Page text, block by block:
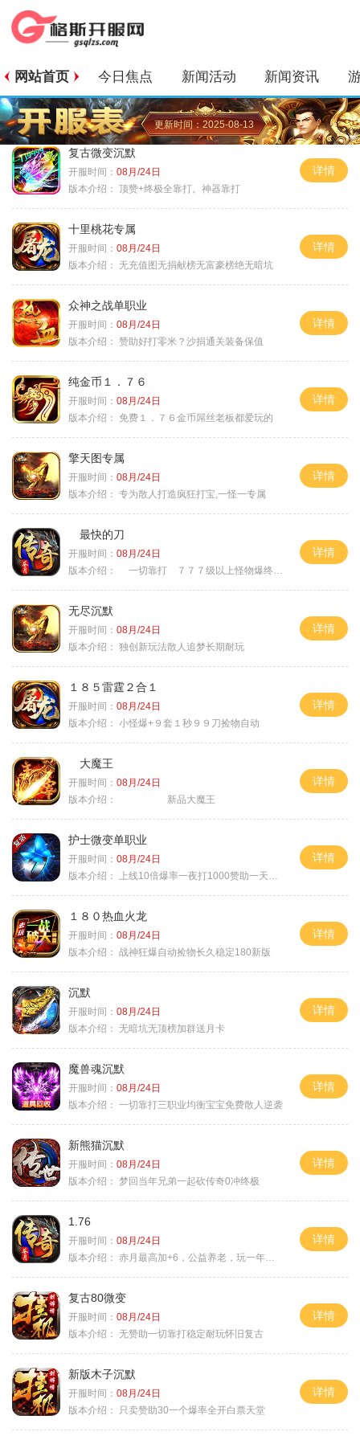
网站首页 今日焦点 新闻活动 新闻资讯
更新时间：2025-08-13
复古微变沉默
开服时间： 08月/24日
版本介绍： 顶赞+终极全靠打。神器靠打
详情
十里桃花专属
开服时间： 08月/24日
版本介绍： 无充值图无捐献榜无富豪榜绝无暗坑
详情
众神之战单职业
开服时间： 08月/24日
版本介绍： 赞助好打零米？沙捐通关装备保值
详情
纯金币１．７６
开服时间： 08月/24日
版本介绍： 免费１．７６金币屌丝老板都爱玩的
详情
擎天图专属
开服时间： 08月/24日
版本介绍： 专为散人打造疯狂打宝,一怪一专属
详情
最快的刀
开服时间： 08月/24日
版本介绍：
一切靠打 ７７７级以上怪物爆终极
详情
无尽沉默
开服时间： 08月/24日
版本介绍： 独创新玩法散人追梦长期耐玩
详情
１８５雷霆２合１
开服时间： 08月/24日
版本介绍： 小怪爆+９套１秒９９刀捡物自动
详情
大魔王
开服时间： 08月/24日
版本介绍：
新品大魔王
详情
护士微变单职业
开服时间： 08月/24日
版本介绍：
上线10倍爆率一夜打1000赞助一天毕业
详情
１８０热血火龙
开服时间： 08月/24日
版本介绍： 战神狂爆自动捡物长久稳定180新版
详情
沉默
开服时间： 08月/24日
版本介绍： 无暗坑无顶榜加群送月卡
详情
魔兽魂沉默
开服时间： 08月/24日
版本介绍： 一切靠打三职业均衡宝宝免费散人逆袭
详情
新熊猫沉默
开服时间： 08月/24日
版本介绍： 梦回当年兄弟一起砍传奇0冲终极
详情
1.76
开服时间： 08月/24日
版本介绍： 赤月最高加+6，公益养老，玩一年不腻，屠龙
详情
复古80微变
开服时间： 08月/24日
版本介绍： 无赞助一切靠打稳定耐玩怀旧复古
详情
新版木子沉默
开服时间： 08月/24日
版本介绍：
只卖赞助30一个爆率全开白票天堂
详情